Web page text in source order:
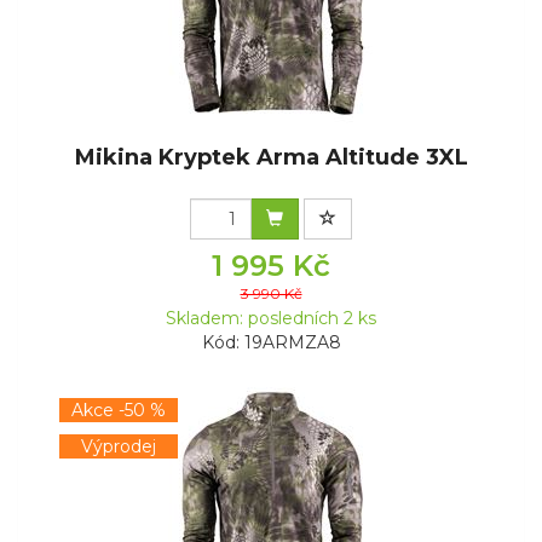
Mikina Kryptek Arma Altitude 3XL
1 995 Kč
3 990 Kč
Skladem: posledních 2 ks
Kód: 19ARMZA8
Akce -50 %
Výprodej